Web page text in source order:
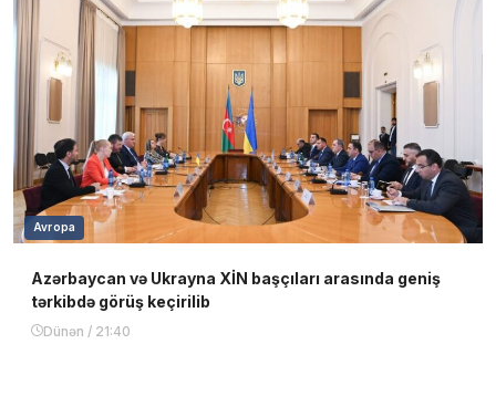
Avropa
Azərbaycan və Ukrayna XİN başçıları arasında geniş
tərkibdə görüş keçirilib
Dünən / 21:40